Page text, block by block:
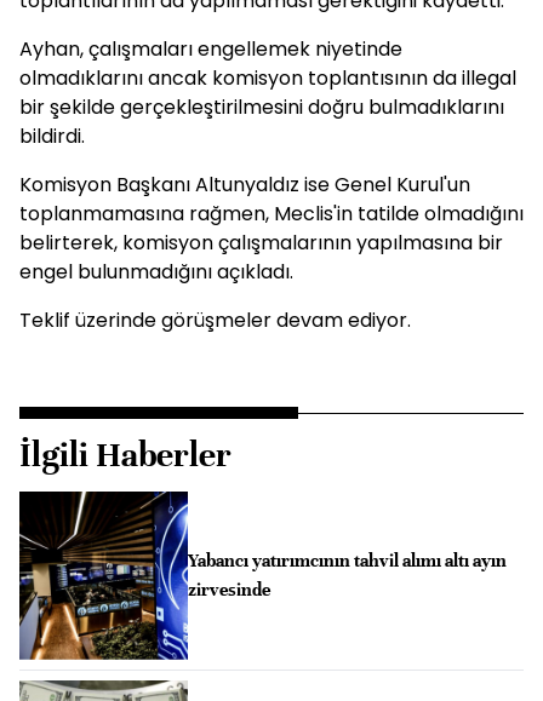
Ayhan, çalışmaları engellemek niyetinde
olmadıklarını ancak komisyon toplantısının da illegal
bir şekilde gerçekleştirilmesini doğru bulmadıklarını
bildirdi.
Komisyon Başkanı Altunyaldız ise Genel Kurul'un
toplanmamasına rağmen, Meclis'in tatilde olmadığını
belirterek, komisyon çalışmalarının yapılmasına bir
engel bulunmadığını açıkladı.
Teklif üzerinde görüşmeler devam ediyor.
İlgili Haberler
Yabancı yatırımcının tahvil alımı altı ayın
zirvesinde